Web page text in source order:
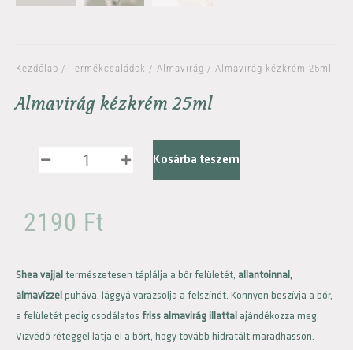
Kezdőlap / Termékcsaládok / Almavirág / Almavirág kézkrém 25ml
Almavirág kézkrém 25ml
Kosárba teszem
2190 Ft
Shea vajjal természetesen táplálja a bőr felületét, allantoinnal,
almavízzel puhává, lággyá varázsolja a felszínét. Könnyen beszívja a bőr,
a felületét pedig csodálatos friss almavirág illattal ajándékozza meg.
Vízvédő réteggel látja el a bőrt, hogy tovább hidratált maradhasson.